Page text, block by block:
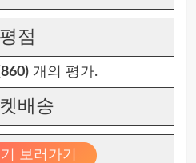
평점
개의 평가.
배송
보러가기